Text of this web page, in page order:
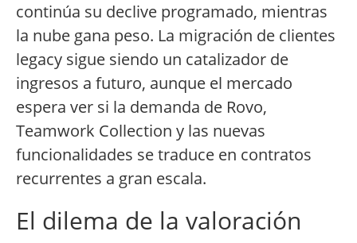
continúa su declive programado, mientras
la nube gana peso. La migración de clientes
legacy sigue siendo un catalizador de
ingresos a futuro, aunque el mercado
espera ver si la demanda de Rovo,
Teamwork Collection y las nuevas
funcionalidades se traduce en contratos
recurrentes a gran escala.
El dilema de la valoración